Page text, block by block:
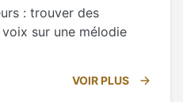
: trouver des
sur une mélodie
VOIR PLUS